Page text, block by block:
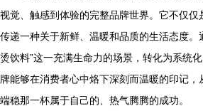
视觉、触感到体验的完整品牌世界。它不仅
传递一种关于新鲜、温暖和品质的生活态度。
烫饮料”这一充满生命力的场景，转化为系统
牌能够在消费者心中烙下深刻而温暖的印记，
端稳那一杯属于自己的、热气腾腾的成功。